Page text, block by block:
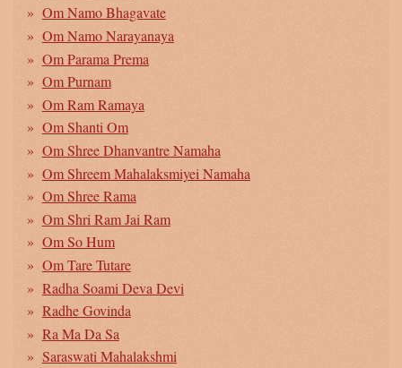
Om Namo Bhagavate
Om Namo Narayanaya
Om Parama Prema
Om Purnam
Om Ram Ramaya
Om Shanti Om
Om Shree Dhanvantre Namaha
Om Shreem Mahalaksmiyei Namaha
Om Shree Rama
Om Shri Ram Jai Ram
Om So Hum
Om Tare Tutare
Radha Soami Deva Devi
Radhe Govinda
Ra Ma Da Sa
Saraswati Mahalakshmi